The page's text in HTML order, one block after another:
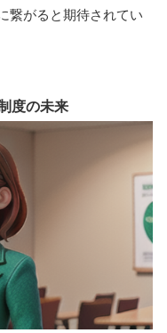
繋がると期待されてい
度の未来